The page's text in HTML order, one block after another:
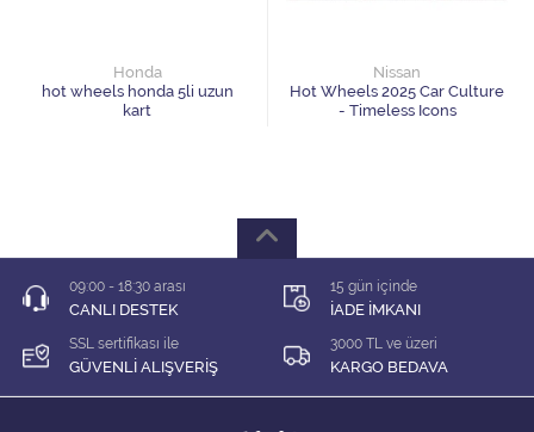
1/64 Matchbox
1/64 Tarmac
1/64 Time Micro
Honda
hot wheels honda 5li uzun
kart
Nissan
Hot Wheels 2025 Car Culture
- Timeless Icons
09:00 - 18:30 arası
CANLI DESTEK
15 gün içinde
İADE İMKANI
SSL sertifikası ile
GÜVENLİ ALIŞVERİŞ
3000 TL ve üzeri
KARGO BEDAVA